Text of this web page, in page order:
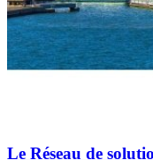
Le Réseau de